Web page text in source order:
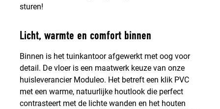
sturen!
Licht, warmte en comfort binnen
Binnen is het tuinkantoor afgewerkt met oog voor
detail. De vloer is een maatwerk keuze van onze
huisleverancier Moduleo. Het betreft een klik PVC
met een warme, natuurlijke houtlook die perfect
contrasteert met de lichte wanden en het houten